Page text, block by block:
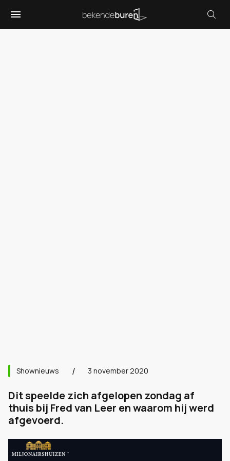
Shownieuws 3 november 2020
Dit speelde zich afgelopen zondag af
thuis bij Fred van Leer en waarom hij werd
afgevoerd.